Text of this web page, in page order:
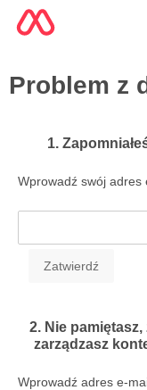
Problem z
1.
Wprowadź swój adres
2. Nie
zarządzasz
Wprowadź adres e-